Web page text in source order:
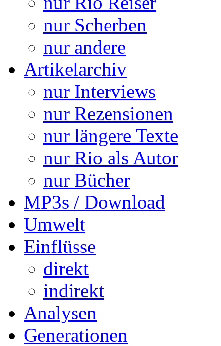
nur Scherben
nur andere
Artikelarchiv
nur Interviews
nur Rezensionen
nur längere Texte
nur Rio als Autor
nur Bücher
MP3s / Download
Umwelt
Einflüsse
direkt
indirekt
Analysen
Generationen